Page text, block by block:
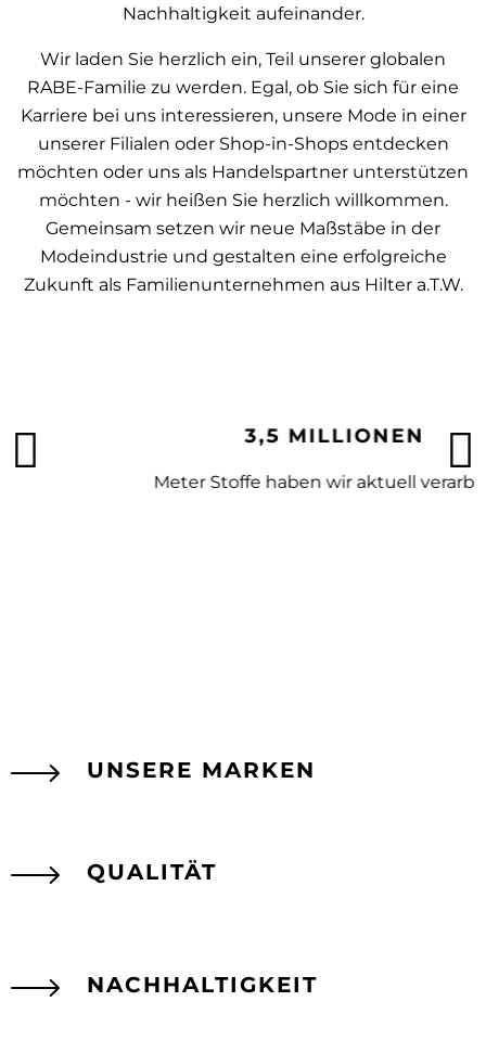
Nachhaltigkeit aufeinander.
Wir laden Sie herzlich ein, Teil unserer globalen
RABE-Familie zu werden. Egal, ob Sie sich für eine
Karriere bei uns interessieren, unsere Mode in einer
unserer Filialen oder Shop-in-Shops entdecken
möchten oder uns als Handelspartner unterstützen
möchten - wir heißen Sie herzlich willkommen.
Gemeinsam setzen wir neue Maßstäbe in der
Modeindustrie und gestalten eine erfolgreiche
Zukunft als Familienunternehmen aus Hilter a.T.W.
3,5 MILLIONEN
Meter Stoffe haben wir aktuell verarbeitet
UNSERE MARKEN
QUALITÄT
NACHHALTIGKEIT